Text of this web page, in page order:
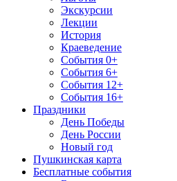
Экскурсии
Лекции
История
Краеведение
События 0+
События 6+
События 12+
События 16+
Праздники
День Победы
День России
Новый год
Пушкинская карта
Бесплатные события